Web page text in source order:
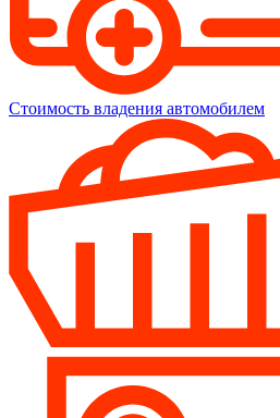
Стоимость владения автомобилем